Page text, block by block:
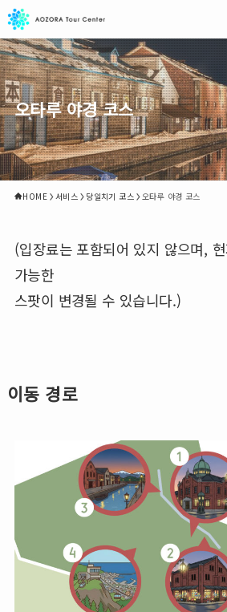
오타루 야경 코스
HOME 서비스 당일치기 코스 오타루 야경 코스
(입장료는 포함되어 있지 않으며,
가능한
스팟이 변경될 수 있습니다.)
이동 경로